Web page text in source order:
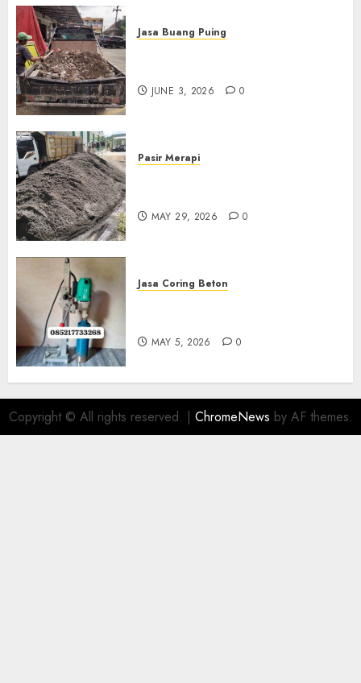
Jasa Buang Puing
JUNE 3, 2026 0
Pasir Merapi
MAY 29, 2026 0
Jasa Coring Beton
MAY 5, 2026 0
Copyright © All rights reserved. | ChromeNews by AF themes.